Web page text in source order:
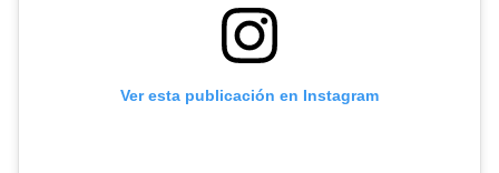
Ver esta publicación en Instagram